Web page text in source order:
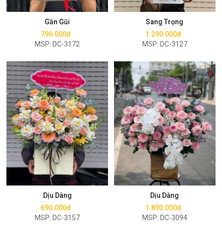
Gần Gũi
790.000đ
MSP: DC-3172
Mua ngay
Sang Trọng
1.290.000đ
MSP: DC-3127
Mua ngay
Dịu Dàng
690.000đ
MSP: DC-3157
Mua ngay
Dịu Dàng
1.890.000đ
MSP: DC-3094
Mua ngay